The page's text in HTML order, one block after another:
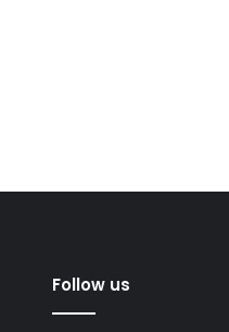
Follow us